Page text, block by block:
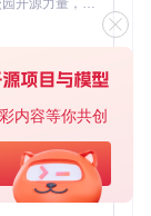
内容等你共创
置：选择游戏分
块，最后点
工具的识别效
准。
「源启盛夏」暑期校园开发者成长计划旨在激活校园开源力量，通过积分激励、认证扶持、资源倾斜等形式，引导高校组织和开发者完成「入驻 — 建项目 — 做贡献 — 获认证 — 得资源」的完整闭环。无论你是想带领社团入驻平台的组织者，还是希望用代码贡献证明自己的开发者，都能在这里找到属于你的成长路径。
基于Python的Xiaozhi AI，适用于想要完整Xiaozhi体验而无需拥有专用硬件的用户。